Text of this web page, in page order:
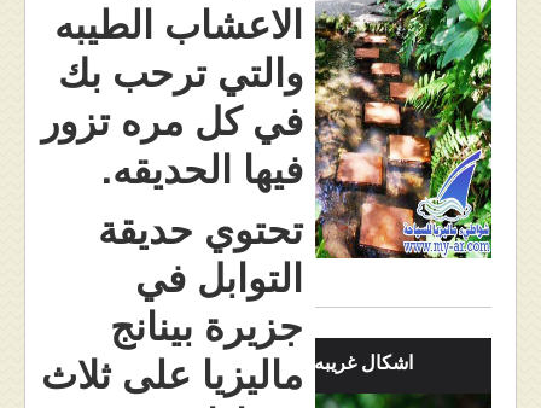
الاعشاب الطيبه
والتي ترحب بك
في كل مره تزور
فيها الحديقه.
تحتوي حديقة
التوابل في
جزيرة بينانج
ماليزيا على ثلاثاشكال غريبه بالصور